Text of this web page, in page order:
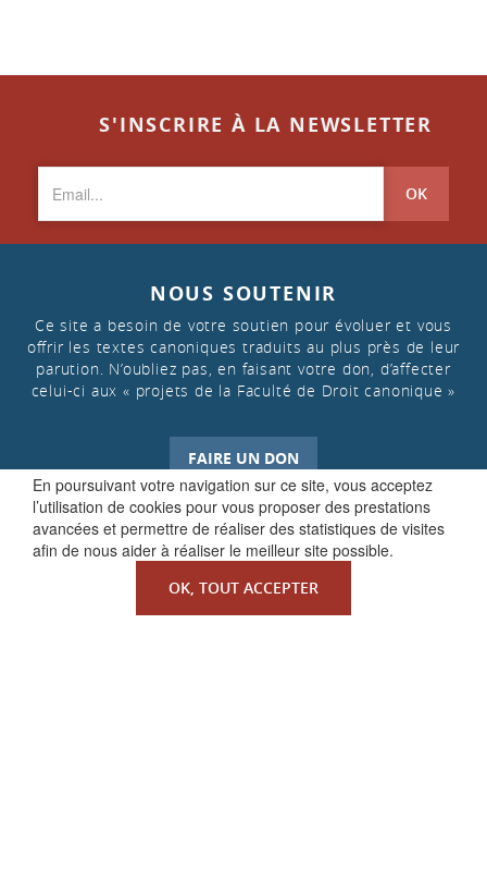
En poursuivant votre navigation sur ce site, vous acceptez
l’utilisation de cookies pour vous proposer des prestations
avancées et permettre de réaliser des statistiques de visites
afin de nous aider à réaliser le meilleur site possible.
OK, TOUT ACCEPTER
S'INSCRIRE À LA NEWSLETTER
OK
NOUS SOUTENIR
Ce site a besoin de votre soutien pour évoluer et vous
offrir les textes canoniques traduits au plus près de leur
parution. N’oubliez pas, en faisant votre don, d’affecter
celui-ci aux « projets de la Faculté de Droit canonique »
FAIRE UN DON